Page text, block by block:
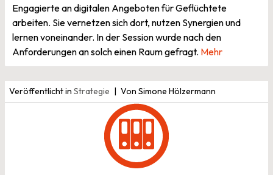
Engagierte an digitalen Angeboten für Geflüchtete
arbeiten. Sie vernetzen sich dort, nutzen Synergien und
lernen voneinander. In der Session wurde nach den
Anforderungen an solch einen Raum gefragt. Mehr
Veröffentlicht in Strategie Von Simone Hölzermann